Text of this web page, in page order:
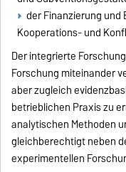
der Finanzierung
Kooperations- und
Der integrierte
Forschung miteinander
aber zugleich
betrieblichen Praxis zu
analytischen Methoden
gleichberechtigt neben
experimentellen